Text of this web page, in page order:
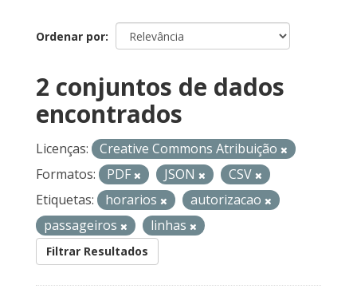
Ordenar por
2 conjuntos de dados
encontrados
Licenças:
Creative Commons Atribuição
Formatos:
PDF JSON
CSV
Etiquetas:
horarios
autorizacao
passageiros
linhas
Filtrar Resultados